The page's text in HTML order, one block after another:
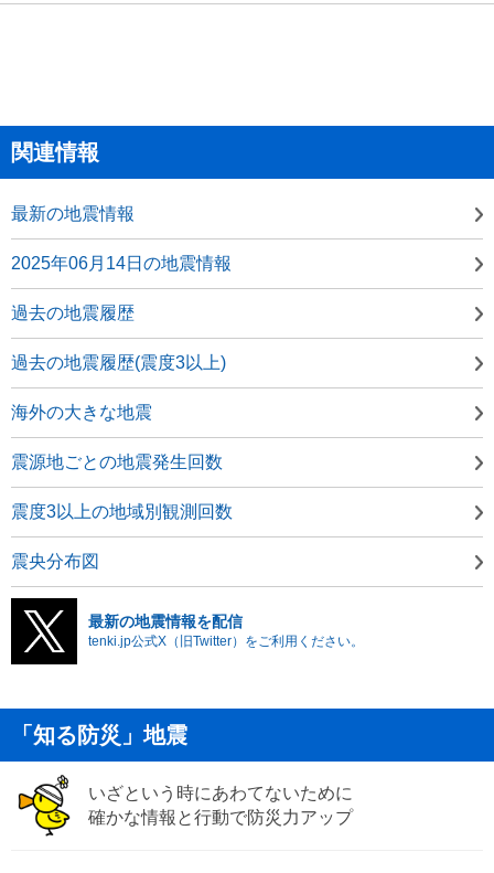
関連情報
最新の地震情報
2025年06月14日の地震情報
過去の地震履歴
過去の地震履歴(震度3以上)
海外の大きな地震
震源地ごとの地震発生回数
震度3以上の地域別観測回数
震央分布図
最新の地震情報を配信
tenki.jp公式X（旧Twitter）をご利用ください。
「知る防災」地震
いざという時にあわてないために
確かな情報と行動で防災力アップ